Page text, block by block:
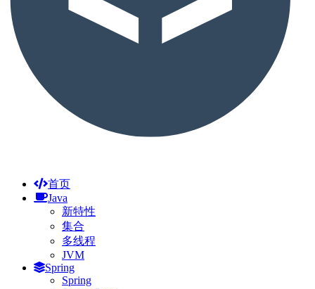
首页
Java
新特性
集合
多线程
JVM
Spring
Spring